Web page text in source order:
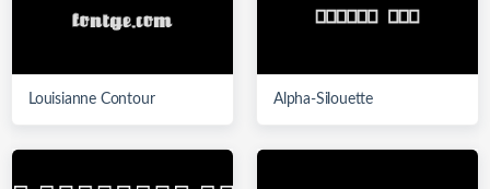
Louisianne Contour Alpha-Silouette